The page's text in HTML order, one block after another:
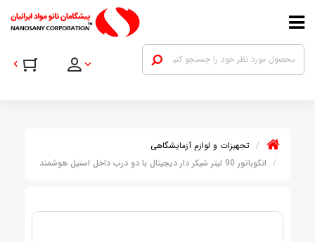
تجهیزات و لوازم آزمایشگاهی
انکوباتور 90 لیتر شیکر دار دیجیتال با دو درب داخل استیل هوشمند